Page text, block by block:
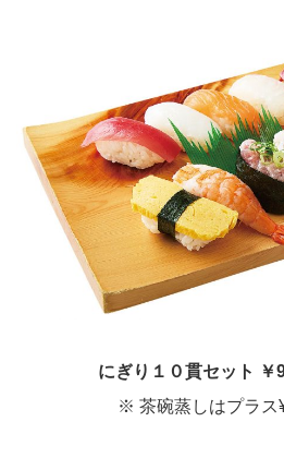
にぎり１０貫セット ￥
※ 茶碗蒸しはプラス